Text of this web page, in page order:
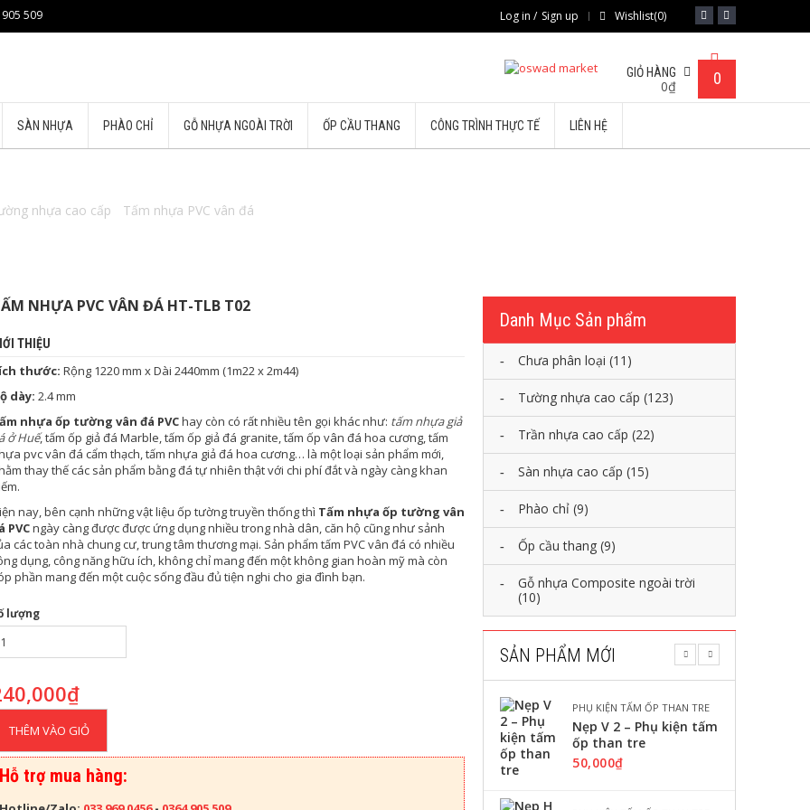
509 Wishlist(0)
Log in / Sign up
GIỎ HÀNG
0₫ 0
SÀN NHỰA PHÀO CHỈ GỖ NHỰA NGOÀI TRỜI ỐP CẦU THANG CÔNG TRÌNH THỰC TẾ LIÊN HỆ
nhựa cao cấp Tấm nhựa PVC vân đá
NHỰA PVC VÂN ĐÁ HT-TLB T02
THIỆU
thước: Rộng 1220 mm x Dài 2440mm (1m22 x 2m44)
dày: 2.4 mm
nhựa ốp tường vân đá PVChay còn có rất nhiều tên gọi khác như: tấm nhựa giả
ở Huế, tấm ốp giả đá Marble, tấm ốp giả đá granite, tấm ốp vân đá hoa cương, tấm
pvc vân đá cẩm thạch, tấm nhựa giả đá hoa cương… là một loại sản phẩm mới,
thay thế các sản phẩm bằng đá tự nhiên thật với chi phí đắt và ngày càng khan
nay, bên cạnh những vật liệu ốp tường truyền thống thì Tấm nhựa ốp tường vân
PVCngày càng được được ứng dụng nhiều trong nhà dân, căn hộ cũng như sảnh
các toàn nhà chung cư, trung tâm thương mại. Sản phẩm tấm PVC vân đá có nhiều
dụng, công năng hữu ích, không chỉ mang đến một không gian hoàn mỹ mà còn
phần mang đến một cuộc sống đầu đủ tiện nghi cho gia đình bạn.
lượng
₫
THÊM VÀO GIỎ
Hỗ trợ mua hàng:
Danh Mục Sản phẩm
Chưa phân loại (11)
Tường nhựa cao cấp (123)
Trần nhựa cao cấp (22)
Sàn nhựa cao cấp (15)
Phào chỉ (9)
Ốp cầu thang (9)
Gỗ nhựa Composite ngoài trời
(10)
SẢN PHẨM MỚI
PHỤ KIỆN TẤM ỐP THAN TRE
Nẹp V 2 – Phụ kiện tấm
ốp than tre
50,000₫